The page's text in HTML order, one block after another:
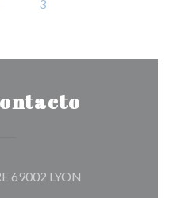
3
69002 LYON